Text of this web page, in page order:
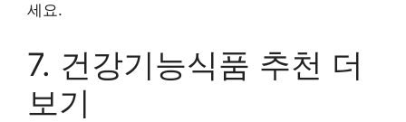
세요.
7. 건강기능식품 추천 더
보기